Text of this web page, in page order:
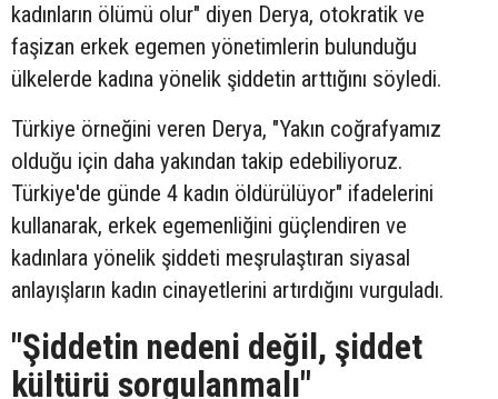
kadınların ölümü olur" diyen Derya, otokratik ve
faşizan erkek egemen yönetimlerin bulunduğu
ülkelerde kadına yönelik şiddetin arttığını söyledi.
Türkiye örneğini veren Derya, "Yakın coğrafyamız
olduğu için daha yakından takip edebiliyoruz.
Türkiye'de günde 4 kadın öldürülüyor" ifadelerini
kullanarak, erkek egemenliğini güçlendiren ve
kadınlara yönelik şiddeti meşrulaştıran siyasal
anlayışların kadın cinayetlerini artırdığını vurguladı.
"Şiddetin nedeni değil, şiddet
kültürü sorgulanmalı"